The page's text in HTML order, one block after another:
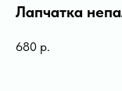
Лапчатка
680 р.